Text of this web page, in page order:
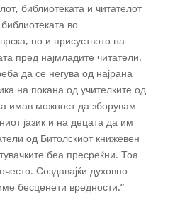
библиотеката и читателот
во
но и присуството на
пред најмладите читатели.
да се негува од најрана
на покана од учителките од
имав можност да зборувам
јазик и на децата да им
од Битолскиот книжевен
беа пресреќни. Тоа
Создавајќи духовно
бесценети вредности.“